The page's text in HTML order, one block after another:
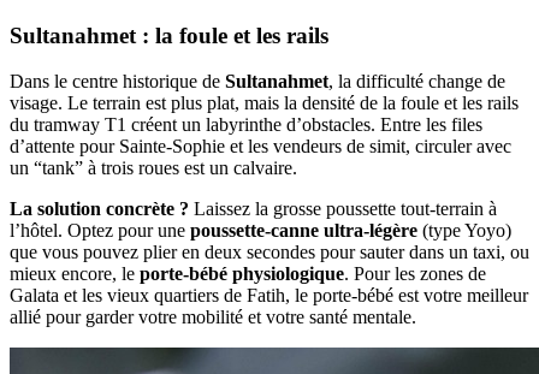
Sultanahmet : la foule et les rails
Dans le centre historique de Sultanahmet, la difficulté change de
visage. Le terrain est plus plat, mais la densité de la foule et les rails
du tramway T1 créent un labyrinthe d’obstacles. Entre les files
d’attente pour Sainte-Sophie et les vendeurs de simit, circuler avec
un “tank” à trois roues est un calvaire.
La solution concrète ? Laissez la grosse poussette tout-terrain à
l’hôtel. Optez pour une poussette-canne ultra-légère (type Yoyo)
que vous pouvez plier en deux secondes pour sauter dans un taxi, ou
mieux encore, le porte-bébé physiologique. Pour les zones de
Galata et les vieux quartiers de Fatih, le porte-bébé est votre meilleur
allié pour garder votre mobilité et votre santé mentale.